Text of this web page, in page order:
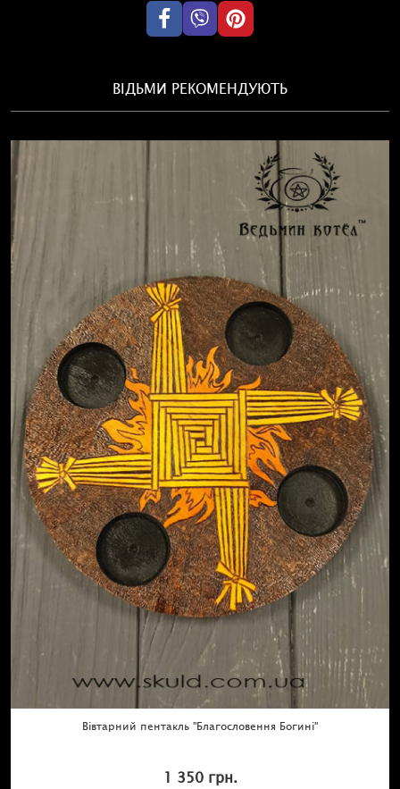
ВІДЬМИ РЕКОМЕНДУЮТЬ
Вівтарний пентакль "Благословення Богині"
1 350 грн.